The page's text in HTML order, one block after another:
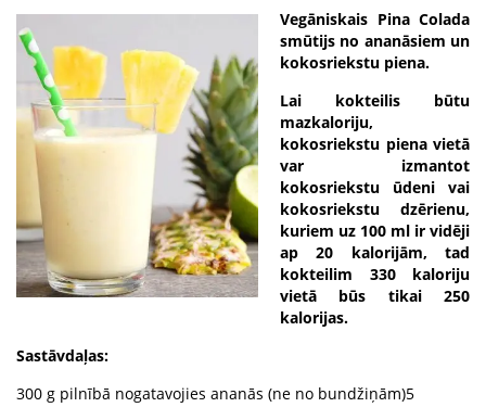
Vegāniskais Pina Colada
smūtijs no ananāsiem un
kokosriekstu piena.
Lai kokteilis būtu
mazkaloriju,
kokosriekstu piena vietā
var izmantot
kokosriekstu ūdeni vai
kokosriekstu dzērienu,
kuriem uz 100 ml ir vidēji
ap 20 kalorijām, tad
kokteilim 330 kaloriju
vietā būs tikai 250
kalorijas.
Sastāvdaļas:
300 g pilnībā nogatavojies ananās (ne no bundžiņām)5